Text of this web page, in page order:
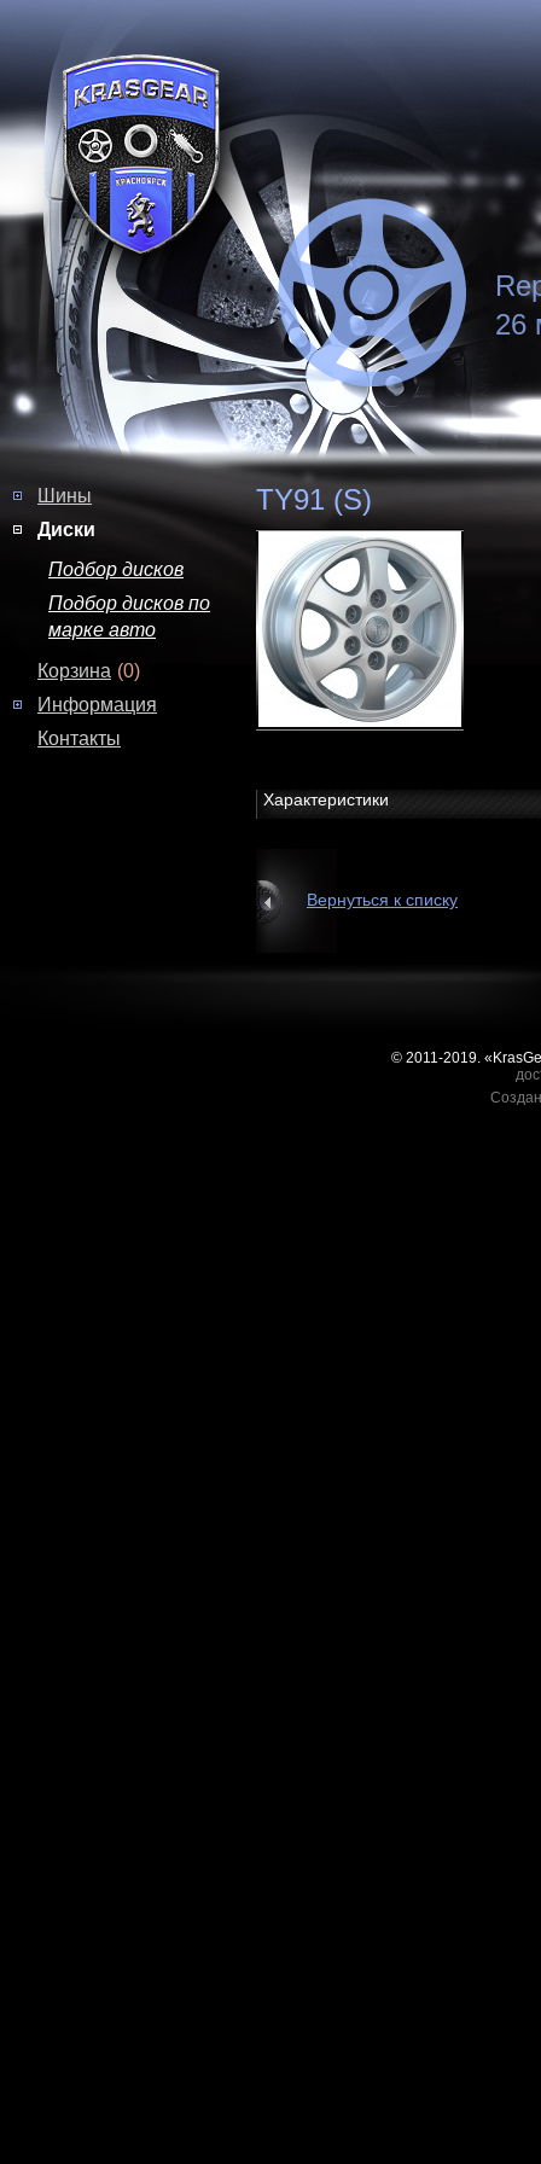
26
Шины
Диски
Подбор дисков
Подбор дисков по
марке авто
Корзина (0)
Информация
Контакты
TY91 (S)
Характеристики
Вернуться к списку
© 2011-2019.